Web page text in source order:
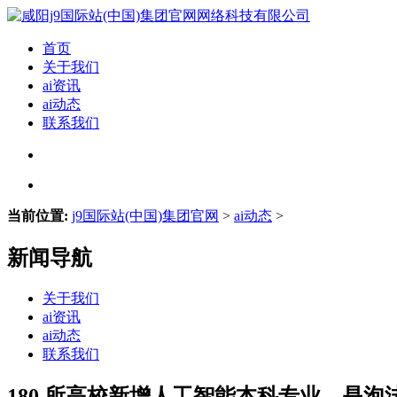
首页
关于我们
ai资讯
ai动态
联系我们
当前位置: j9国际站(中国)集团官网 > ai动态 >
新闻导航
关于我们
ai资讯
ai动态
联系我们